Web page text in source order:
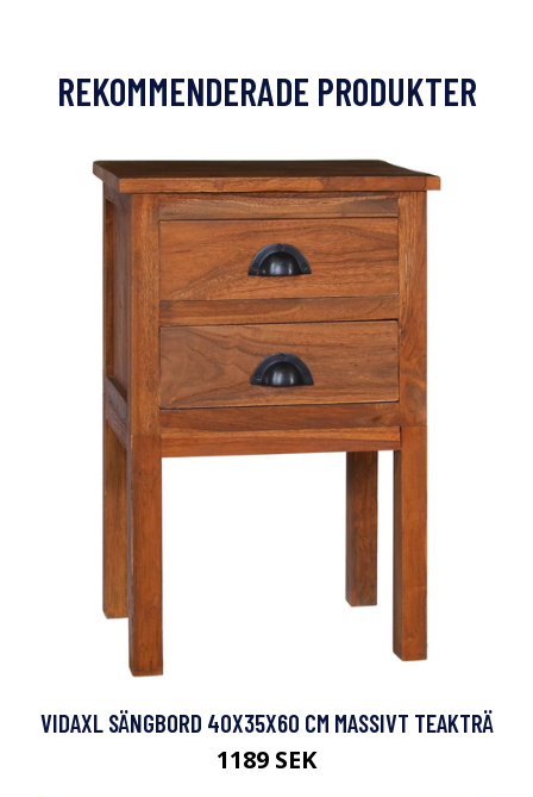
REKOMMENDERADE PRODUKTER
VIDAXL SÄNGBORD 40X35X60 CM MASSIVT TEAKTRÄ
1189 SEK